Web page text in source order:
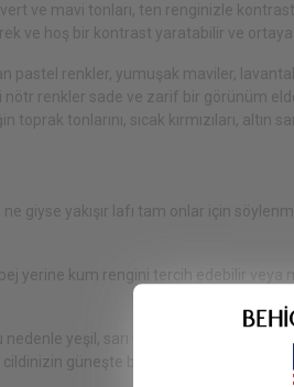
ve mavi tonları, ten renginizle kontrast
ve hoş bir kontrast yaratabilir ve ortaya
pastel renkler, yumuşak maviler,
nötr renkler sade ve zarif bir görünüm
tonlarını, sıcak kırmızıları, altın
giyse yakışır lafı tam onlar için
yerine kum rengini tercih edebilir
yeşil, sarı ve kahverengi gibi
güneşte bronzlaşma eğilimini